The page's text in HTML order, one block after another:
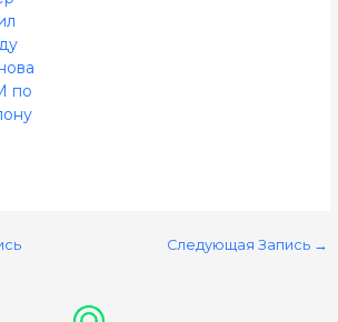
по
Следующая Запись →